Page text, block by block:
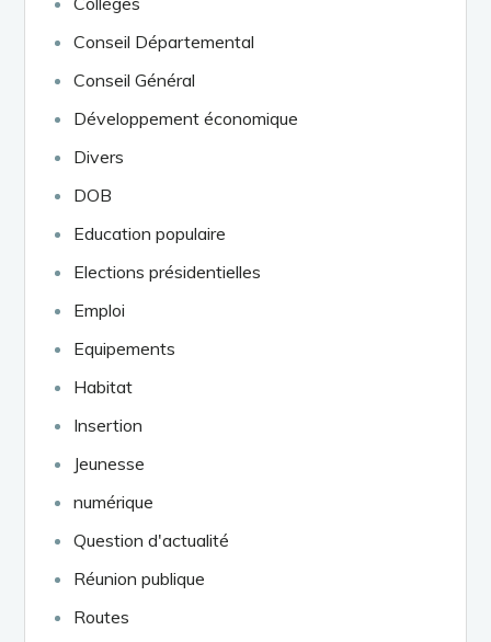
Conseil Départemental
Conseil Général
Développement économique
Divers
DOB
Education populaire
Elections présidentielles
Emploi
Equipements
Habitat
Insertion
Jeunesse
numérique
Question d'actualité
Réunion publique
Routes